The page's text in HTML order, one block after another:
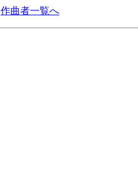
作曲者一覧へ